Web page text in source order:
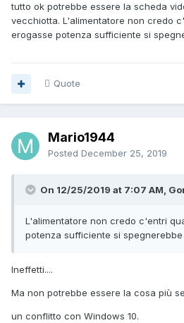
tutto ok potrebbe essere la scheda
vecchiotta. L'alimentatore non credo
erogasse potenza sufficiente si
Quote
Mario1944
Posted December 25, 2019
On 12/25/2019 at 7:07 AM,
L'alimentatore non credo c'entri
potenza sufficiente si spegnerebbe
Ineffetti....
Ma non potrebbe essere la cosa più
un conflitto con Windows 10.